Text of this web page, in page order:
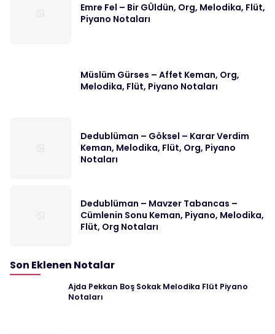
Emre Fel – Bir GÜldün, Org, Melodika, Flüt,
Piyano Notaları
Müslüm Gürses – Affet Keman, Org,
Melodika, Flüt, Piyano Notaları
Dedublüman – Göksel – Karar Verdim
Keman, Melodika, Flüt, Org, Piyano
Notaları
Dedublüman – Mavzer Tabancas –
Cümlenin Sonu Keman, Piyano, Melodika,
Flüt, Org Notaları
Son Eklenen Notalar
Ajda Pekkan Boş Sokak Melodika Flüt Piyano
Notaları